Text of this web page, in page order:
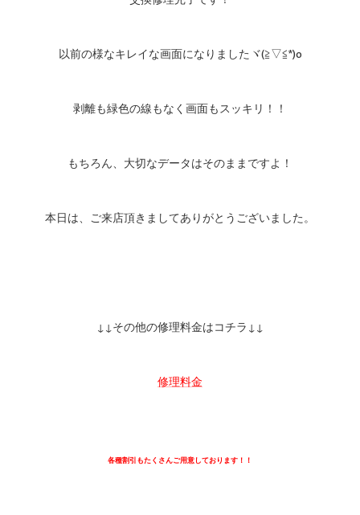
以前の様なキレイな画面になりましたヾ(≧▽≦*)o
剥離も緑色の線もなく画面もスッキリ！！
もちろん、大切なデータはそのままですよ！
本日は、ご来店頂きましてありがとうございました。
↓↓その他の修理料金はコチラ↓↓
修理料金
各種割引もたくさんご用意しております！！